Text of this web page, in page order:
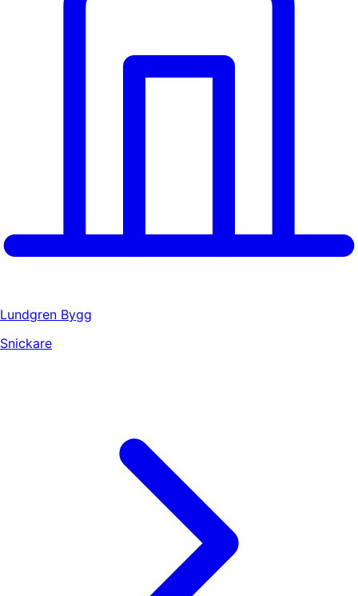
Lundgren Bygg
Snickare